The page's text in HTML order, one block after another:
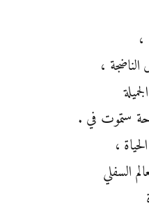
،
ستموت في .
،
السفلي